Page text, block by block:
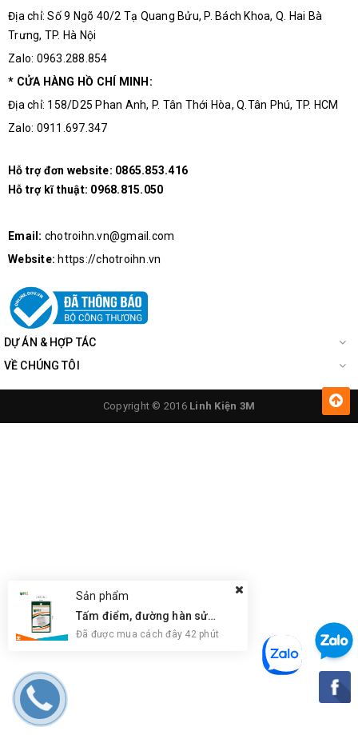
Địa chỉ: Số 9 Ngõ 40/2 Tạ Quang Bửu, P. Bách Khoa, Q. Hai Bà
Trưng, TP. Hà Nội
Zalo: 0963.288.854
* CỬA HÀNG HỒ CHÍ MINH:
Địa chỉ: 158/D25 Phan Anh, P. Tân Thới Hòa, Q.Tân Phú, TP. HCM
Zalo: 0911.697.347
Hỗ trợ đơn website: 0865.853.416
Hỗ trợ kĩ thuật: 0968.815.050
Email: chotroihn.vn@gmail.com
Website: https://chotroihn.vn
DỰ ÁN & HỢP TÁC
VỀ CHÚNG TÔI
Copyright © 2016 Linh Kiện 3M
Sản phẩm
Tấm điểm, đường hàn sửa chữa IC, PCB, Cảm Ứng BGA, Vân Tay Điện Thoại, Pad - Best 28 x 28mm
Đã được mua cách đây 42 phút